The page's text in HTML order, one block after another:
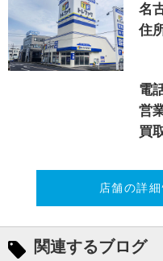
名
住
電
営
買
店舗の詳
関連するブログ